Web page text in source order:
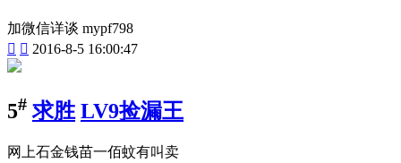
加微信详谈 mypf798
  2016-8-5 16:00:47
5# 求胜 LV9捡漏王
网上石金钱苗一佰蚊有叫卖